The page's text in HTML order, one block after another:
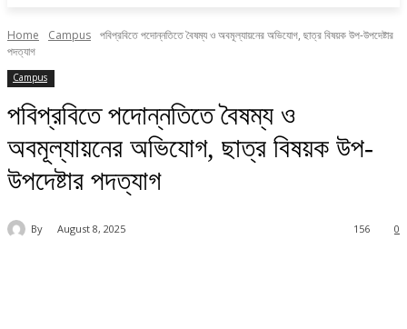
Home Campus পবিপ্রবিতে পদোন্নতিতে বৈষম্য ও অবমূল্যায়নের অভিযোগ, ছাত্র বিষয়ক উপ-উপদেষ্টার
পদত্যাগ
Campus
পবিপ্রবিতে পদোন্নতিতে বৈষম্য ও
অবমূল্যায়নের অভিযোগ, ছাত্র বিষয়ক উপ-
উপদেষ্টার পদত্যাগ
By August 8, 2025 0
156